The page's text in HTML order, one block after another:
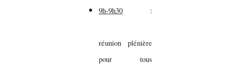
9h-9h30 :
réunion plénière
pour tous